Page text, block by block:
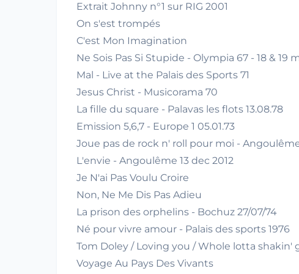
Extrait Johnny n°1 sur RIG 2001
On s'est trompés
C'est Mon Imagination
Ne Sois Pas Si Stupide - Olympia 67 - 18 & 19
Mal - Live at the Palais des Sports 71
Jesus Christ - Musicorama 70
La fille du square - Palavas les flots 13.08.78
Emission 5,6,7 - Europe 1 05.01.73
Joue pas de rock n' roll pour moi - Angoulême
L'envie - Angoulême 13 dec 2012
Je N'ai Pas Voulu Croire
Non, Ne Me Dis Pas Adieu
La prison des orphelins - Bochuz 27/07/74
Né pour vivre amour - Palais des sports 1976
Tom Doley / Loving you / Whole lotta shakin'
Voyage Au Pays Des Vivants